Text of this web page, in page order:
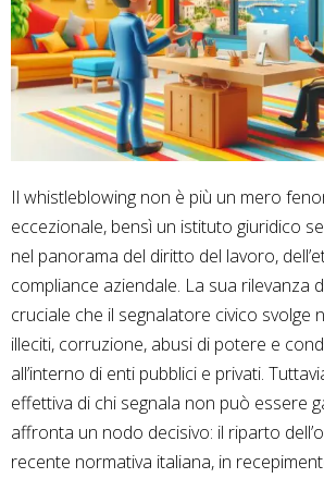
Il whistleblowing non è più un mero
eccezionale, bensì un istituto giuridico
nel panorama del diritto del lavoro,
compliance aziendale. La sua rilevanza
cruciale che il segnalatore civico svolge
illeciti, corruzione, abusi di potere e
all’interno di enti pubblici e privati.
effettiva di chi segnala non può essere
affronta un nodo decisivo: il riparto
recente normativa italiana, in